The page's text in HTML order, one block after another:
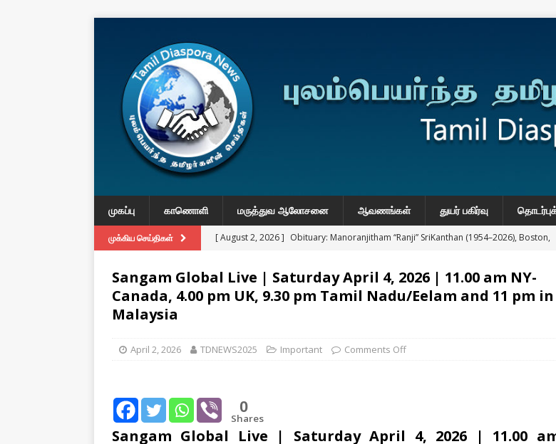
முகப்பு காணொளி மருத்துவ ஆலோசனை ஆவணங்கள் துயர் பகிர்வு
முக்கிய செய்திகள் [ August 2, 2026 ] Obituary: Manoranjitham “Ranji” SriKanthan (1954–2026), Boston,
[ August 2, 2026 ] Common Daily Habits That May Increase Colon Cancer Risk
வலியுறுத்துகிறது
[ August 3, 2026 ]
A Response to Professor Jonathan Goodhand: Why Academics
Sangam Global Live | Saturday April 4, 2026 | 11.00 am NY-
Canada, 4.00 pm UK, 9.30 pm Tamil Nadu/Eelam and 11 pm in
Malaysia
April 2, 2026 TDNEWS2025 Important Comments Off
0
Shares
Sangam Global Live | Saturday April 4, 2026 | 11.00